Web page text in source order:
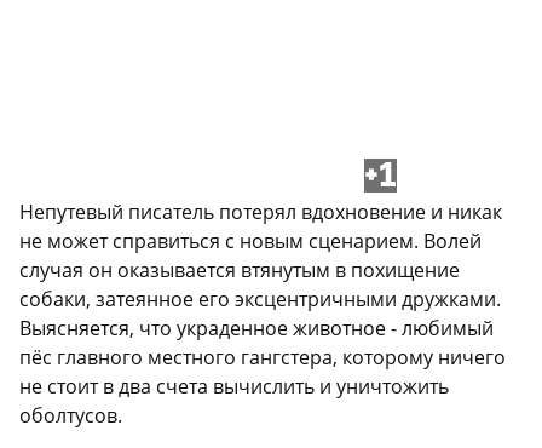
+1
Непутевый писатель потерял вдохновение и никак
не может справиться с новым сценарием. Волей
случая он оказывается втянутым в похищение
собаки, затеянное его эксцентричными дружками.
Выясняется, что украденное животное - любимый
пёс главного местного гангстера, которому ничего
не стоит в два счета вычислить и уничтожить
оболтусов.